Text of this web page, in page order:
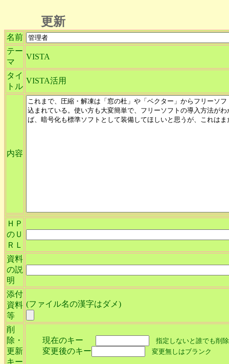
更新
名前
テー
マ
VISTA
タイ
トル
VISTA活用
内容
ＨＰ
のＵ
ＲＬ
資料
の説
明
添付
資料
等
(ファイル名の漢字はダメ)
削
除・
更新
キー
現在のキー 指定しないと誰でも削
変更後のキー 変更無しはブランク